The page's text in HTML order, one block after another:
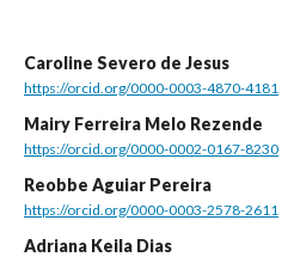
Caroline Severo de Jesus
https://orcid.org/0000-0003-4870-4181
Mairy Ferreira Melo Rezende
https://orcid.org/0000-0002-0167-8230
Reobbe Aguiar Pereira
https://orcid.org/0000-0003-2578-2611
Adriana Keila Dias